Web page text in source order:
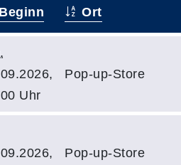
Beginn Ort
Uhr
Pop-up-Store
Pop-up-Store